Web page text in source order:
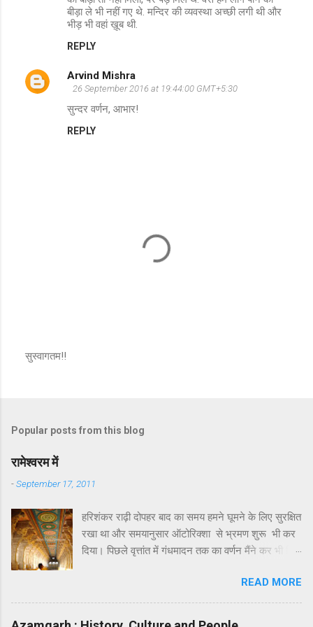
बीड़ा ले भी नहीं गए थे. मन्दिर की व्यवस्था अच्छी लगी थी और
भीड़ भी वहां ख़ूब थी.
REPLY
Arvind Mishra
26 September 2016 at 19:44:00 GMT+5:30
सुन्दर वर्णन, आभार!
REPLY
C
m
m
e
t
सुस्वागतम!!
Popular posts from this blog
रामेश्वरम में
-September 17, 2011
हरिशंकर राढ़ी दोपहर बाद का समय हमने घूमने के लिए सुरक्षित
रखा था और समयानुसार ऑटोरिक्शा से भ्रमण शुरू भी कर
दिया। पिछले वृत्तांत में गंधमादन तक का वर्णन मैंने कर भी दिया
दर्शनीय है उसमें लक्ष्मण तीर्थ और सीताकुंड प्रमुख हैं।
सौन्दर्य या भव्यता की दृष्टि से इसमें कुछ खास नहीं है। इनका
पौराणिक महत्त्व अवश्य है । कहा जाता है कि रावण का वध
READ MORE